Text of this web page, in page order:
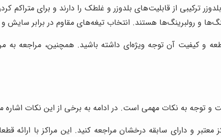
ترکیبی از قابلیت‌های بلدوزر و غلطک را دارند و برای
و رولبرینگ‌ها هستند. انتخاب تیغه‌های مقاوم در برابر
کیفیت آن توجه ویژه‌ای داشته باشید. همچنین، مراجعه به
و توجه به نکات مهمی است. در ادامه به برخی از این نکات اشاره
معتبر و دارای سابقه درخشان مراجعه کنید. این مراکز با ارائه